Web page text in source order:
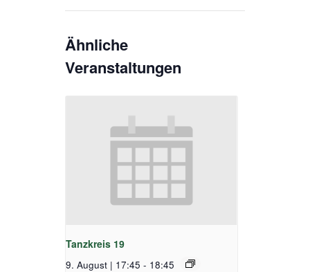
Ähnliche
Veranstaltungen
Tanzkreis 19
9. August | 17:45 - 18:45